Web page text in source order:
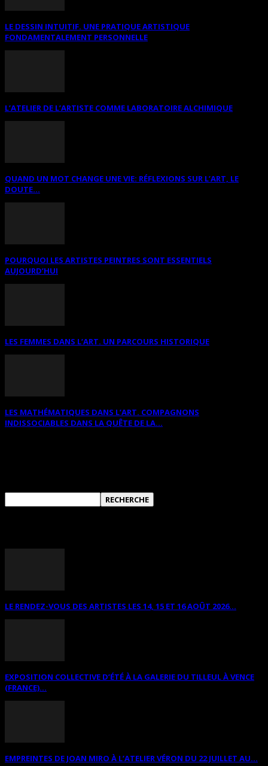
LE DESSIN INTUITIF. UNE PRATIQUE ARTISTIQUE
FONDAMENTALEMENT PERSONNELLE
L’ATELIER DE L’ARTISTE COMME LABORATOIRE ALCHIMIQUE
QUAND UN MOT CHANGE UNE VIE: RÉFLEXIONS SUR L’ART, LE
DOUTE...
POURQUOI LES ARTISTES PEINTRES SONT ESSENTIELS
AUJOURD’HUI
LES FEMMES DANS L’ART. UN PARCOURS HISTORIQUE
LES MATHÉMATIQUES DANS L’ART. COMPAGNONS
INDISSOCIABLES DANS LA QUÊTE DE LA...
LE RENDEZ-VOUS DES ARTISTES LES 14, 15 ET 16 AOÛT 2026...
EXPOSITION COLLECTIVE D’ÉTÉ À LA GALERIE DU TILLEUL À VENCE
(FRANCE)...
EMPREINTES DE JOAN MIRO À L’ATELIER VÉRON DU 22 JUILLET AU...